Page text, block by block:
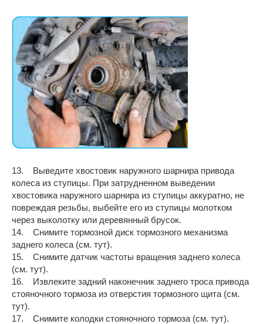
13. Выведите хвостовик наружного шарнира привода
колеса из ступицы. При затрудненном выведении
хвостовика наружного шарнира из ступицы аккуратно, не
повреждая резьбы, выбейте его из ступицы молотком
через выколотку или деревянный брусок.
14. Снимите тормозной диск тормозного механизма
заднего колеса (см. тут).
15. Снимите датчик частоты вращения заднего колеса
(см. тут).
16. Извлеките задний наконечник заднего троса привода
стояночного тормоза из отверстия тормозного щита (см.
тут).
17. Снимите колодки стояночного тормоза (см. тут).